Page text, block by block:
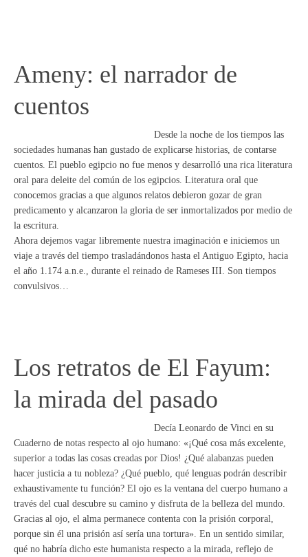
Ameny: el narrador de
cuentos
Desde la noche de los tiempos las
sociedades humanas han gustado de explicarse historias, de contarse
cuentos. El pueblo egipcio no fue menos y desarrolló una rica literatura
oral para deleite del común de los egipcios. Literatura oral que
conocemos gracias a que algunos relatos debieron gozar de gran
predicamento y alcanzaron la gloria de ser inmortalizados por medio de
la escritura.
Ahora dejemos vagar libremente nuestra imaginación e iniciemos un
viaje a través del tiempo trasladándonos hasta el Antiguo Egipto, hacia
el año 1.174 a.n.e., durante el reinado de Rameses III. Son tiempos
convulsivos…
Los retratos de El Fayum:
la mirada del pasado
Decía Leonardo de Vinci en su
Cuaderno de notas respecto al ojo humano: «¡Qué cosa más excelente,
superior a todas las cosas creadas por Dios! ¿Qué alabanzas pueden
hacer justicia a tu nobleza? ¿Qué pueblo, qué lenguas podrán describir
exhaustivamente tu función? El ojo es la ventana del cuerpo humano a
través del cual descubre su camino y disfruta de la belleza del mundo.
Gracias al ojo, el alma permanece contenta con la prisión corporal,
porque sin él una prisión así sería una tortura». En un sentido similar,
qué no habría dicho este humanista respecto a la mirada, reflejo de